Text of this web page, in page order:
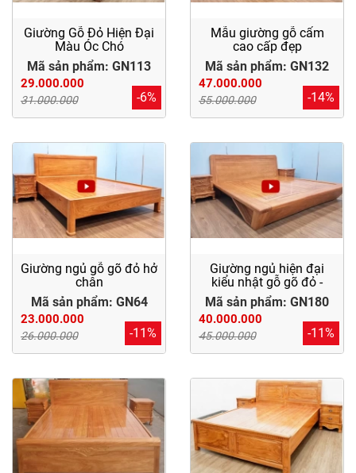
Giường Gỗ Đỏ Hiện Đại
Màu Óc Chó
Mã sản phẩm: GN113
29.000.000
31.000.000 -6%
Mẫu giường gỗ cẩm
cao cấp đẹp
Mã sản phẩm: GN132
47.000.000
55.000.000 -14%
Giường ngủ gỗ gõ đỏ hở
chân
Mã sản phẩm: GN64
23.000.000
26.000.000 -11%
Giường ngủ hiện đại
kiểu nhật gỗ gõ đỏ -
GN180
Mã sản phẩm: GN180
40.000.000
45.000.000 -11%